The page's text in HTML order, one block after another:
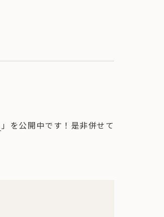
」を公開中です！是非併せて